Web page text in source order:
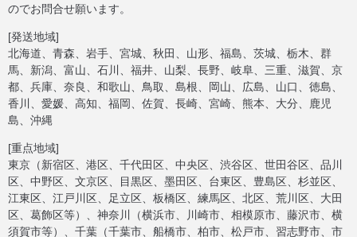
のでお問合せ願います。
[発送地域]
北海道、青森、岩手、宮城、秋田、山形、福島、茨城、栃木、群
馬、新潟、富山、石川、福井、山梨、長野、岐阜、三重、滋賀、京
都、兵庫、奈良、和歌山、鳥取、島根、岡山、広島、山口、徳島、
香川、愛媛、高知、福岡、佐賀、長崎、宮崎、熊本、大分、鹿児
島、沖縄
[重点地域]
東京（新宿区、港区、千代田区、中央区、渋谷区、世田谷区、品川
区、中野区、文京区、目黒区、墨田区、台東区、豊島区、杉並区、
江東区、江戸川区、足立区、板橋区、練馬区、北区、荒川区、大田
区、葛飾区等）、神奈川（横浜市、川崎市、相模原市、藤沢市、横
須賀市等）、千葉（千葉市、船橋市、柏市、松戸市、習志野市、市